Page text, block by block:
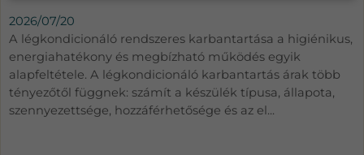
2026/07/20
A légkondicionáló rendszeres karbantartása a higiénikus,
energiahatékony és megbízható működés egyik
alapfeltétele. A légkondicionáló karbantartás árak több
tényezőtől függnek: számít a készülék típusa, állapota,
szennyezettsége, hozzáférhetősége és az el...